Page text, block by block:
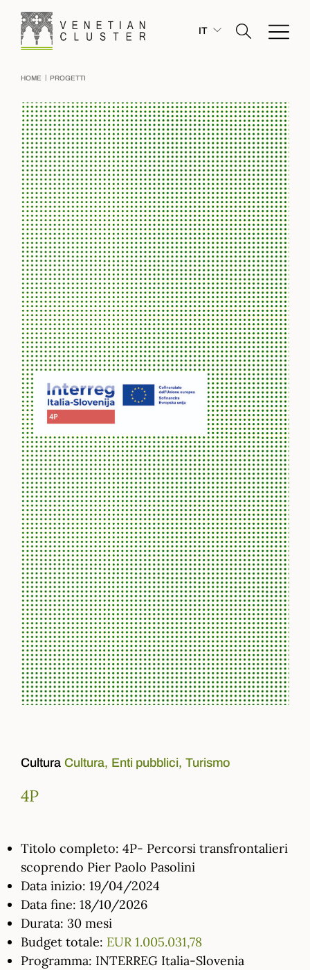
IT
HOME | PROGETTI
CulturaCultura, Enti pubblici, Turismo
4P
Titolo completo: 4P- Percorsi transfrontalieri
scoprendo Pier Paolo Pasolini
Data inizio: 19/04/2024
Data fine: 18/10/2026
Durata: 30 mesi
Budget totale: EUR 1.005.031,78
Programma: INTERREG Italia-Slovenia